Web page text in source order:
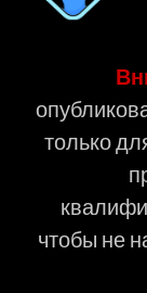
только
чтобы не